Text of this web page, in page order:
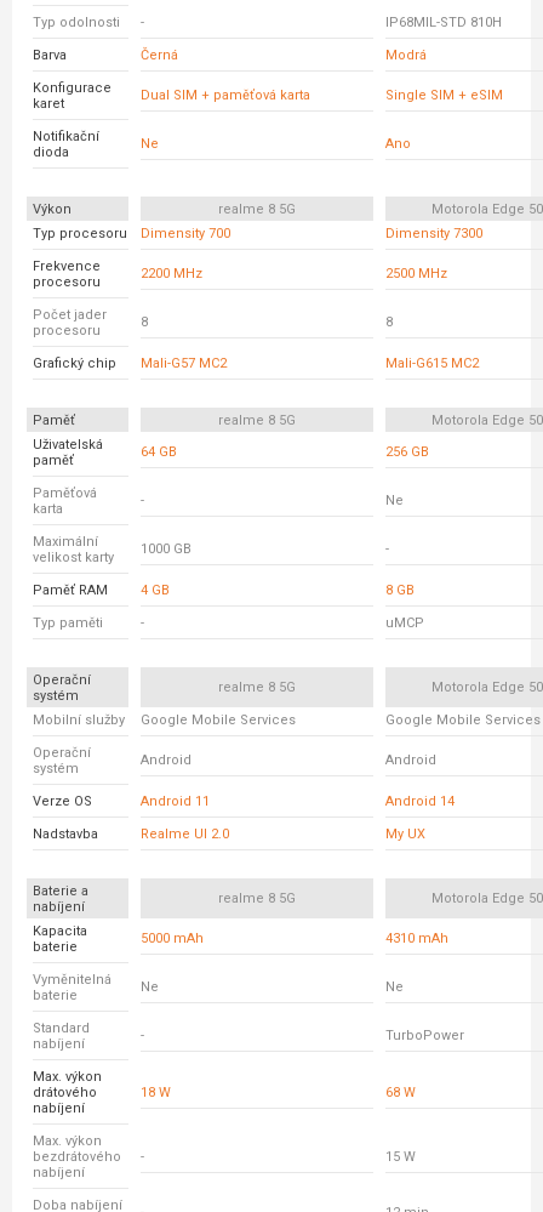
Typ odolnosti - IP68MIL-STD 810H
Barva Černá Modrá
Konfigurace
karet
Dual SIM + paměťová karta Single SIM + eSIM
Notifikační
dioda
Ne Ano
Výkon realme 8 5G
Motorola Edge
Typ procesoru
Dimensity 700 Dimensity 7300
Frekvence
procesoru
2200 MHz 2500 MHz
Počet jader
procesoru
8 8
Grafický chip Mali-G57 MC2 Mali-G615 MC2
Paměť realme 8 5G
Motorola Edge
Uživatelská
paměť
64 GB 256 GB
Paměťová
karta
- Ne
Maximální
velikost karty
1000 GB -
Paměť RAM 4 GB 8 GB
Typ paměti - uMCP
Operační
systém
realme 8 5G Motorola Edge
Mobilní služby Google Mobile Services Google Mobile Services
Operační
systém
Android Android
Verze OS Android 11 Android 14
Nadstavba Realme UI 2.0 My UX
Baterie a
nabíjení
realme 8 5G Motorola Edge
Kapacita
baterie
5000 mAh 4310 mAh
Vyměnitelná
baterie
Ne Ne
Standard
nabíjení
- TurboPower
Max. výkon
drátového
nabíjení
18 W 68 W
Max. výkon
bezdrátového
nabíjení
- 15 W
Doba nabíjení